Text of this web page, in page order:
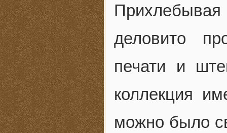
деловито
печати и
коллекция
можно было